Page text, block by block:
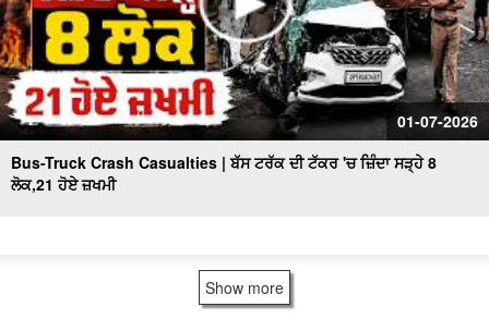
01-07-2026
Bus-Truck Crash Casualties | ਬੱਸ ਟਰੱਕ ਦੀ ਟੱਕਰ 'ਚ ਜ਼ਿੰਦਾ ਸੜ੍ਹੇ 8
ਲੋਕ,21 ਹੋਏ ਜ਼ਖਮੀ
Show more